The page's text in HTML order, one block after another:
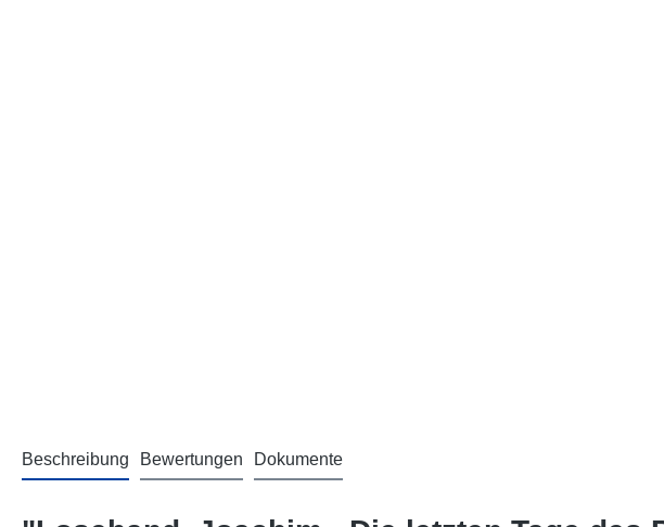
Beschreibung Bewertungen Dokumente